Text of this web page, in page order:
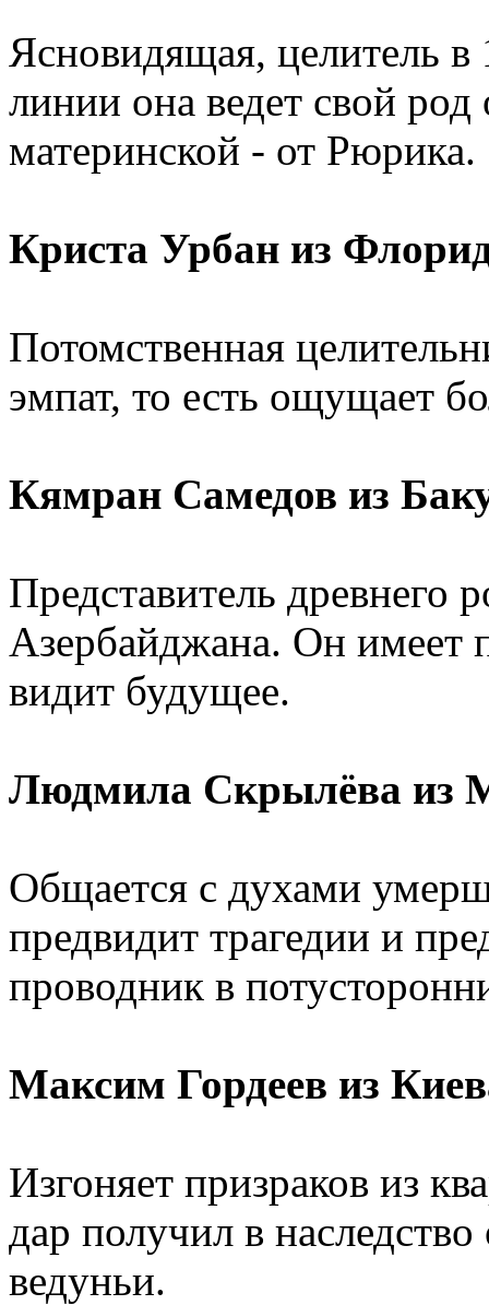
Ясновидящая, целитель
линии она ведет свой
материнской - от Рюрика.
Криста Урбан из
Потомственная
эмпат, то есть ощущает
Кямран Самедов из
Представитель древнего
Азербайджана. Он имеет
видит будущее.
Людмила Скрылёва из
Общается с духами
предвидит трагедии и
проводник в
Максим Гордеев из
Изгоняет призраков из
дар получил в
ведуньи.